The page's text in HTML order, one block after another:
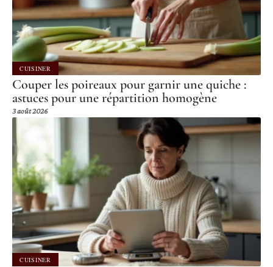
CUISINER
Couper les poireaux pour garnir une quiche :
astuces pour une répartition homogène
3 août 2026
CUISINER